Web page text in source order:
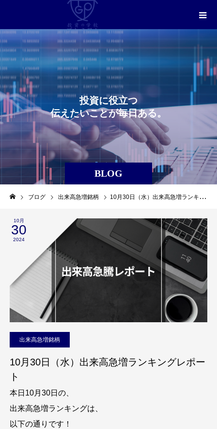
BLOG
投資に役立つ
伝え たいことが毎日ある。
ブログ 出来高急増銘柄 10月30日（水）出来高急増ランキングレポート
10月
30
2024
出来高急増銘柄
10月30日（水）出来高急増ランキングレポー
ト
本日10月30日の、
出来高急増ランキングは、
以下の通りです！